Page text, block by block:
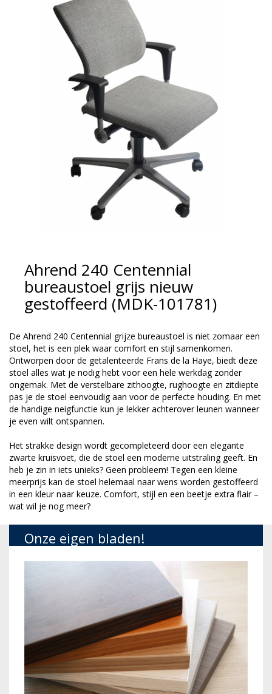
Ahrend 240 Centennial
bureaustoel grijs nieuw
gestoffeerd (MDK-101781)
De Ahrend 240 Centennial grijze bureaustoel is niet zomaar een
stoel, het is een plek waar comfort en stijl samenkomen.
Ontworpen door de getalenteerde Frans de la Haye, biedt deze
stoel alles wat je nodig hebt voor een hele werkdag zonder
ongemak. Met de verstelbare zithoogte, rughoogte en zitdiepte
pas je de stoel eenvoudig aan voor de perfecte houding. En met
de handige neigfunctie kun je lekker achterover leunen wanneer
je even wilt ontspannen.
Het strakke design wordt gecompleteerd door een elegante
zwarte kruisvoet, die de stoel een moderne uitstraling geeft. En
heb je zin in iets unieks? Geen probleem! Tegen een kleine
meerprijs kan de stoel helemaal naar wens worden gestoffeerd
in een kleur naar keuze. Comfort, stijl en een beetje extra flair –
wat wil je nog meer?
Onze eigen bladen!